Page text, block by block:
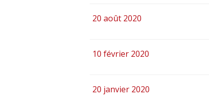
20 août 2020
10 février 2020
20 janvier 2020